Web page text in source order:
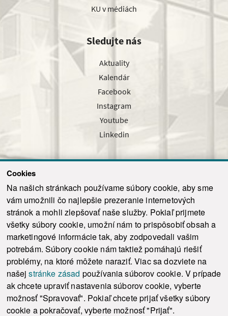
Cookies
Na našich stránkach používame súbory cookie, aby sme
vám umožnili čo najlepšie prezeranie internetových
stránok a mohli zlepšovať naše služby. Pokiaľ prijmete
všetky súbory cookie, umožní nám to prispôsobiť obsah a
marketingové informácie tak, aby zodpovedali vašim
potrebám. Súbory cookie nám taktiež pomáhajú riešiť
problémy, na ktoré môžete naraziť. Viac sa dozviete na
našejstránke zásad používania súborov cookie. V prípade
ak chcete upraviť nastavenia súborov cookie, vyberte
možnosť "Spravovať". Pokiaľ chcete prijať všetky súbory
cookie a pokračovať, vyberte možnosť "Prijať".
KU v médiách
Sledujte nás
Aktuality
Kalendár
Facebook
Instagram
Youtube
Linkedin
Odoslať
© 2021-2026 ku.sk. Všetky práva vyhradené. | Ochrana osobných údajov
Vyhlásenie o prístupnosti |
Admin
This site is protected by reCAPTCHA and the Google Privacy Policy and Terms of
Service
apply.